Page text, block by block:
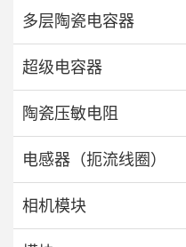
多层陶瓷电容器
超级电容器
陶瓷压敏电阻
电感器（扼流线圈）
相机模块